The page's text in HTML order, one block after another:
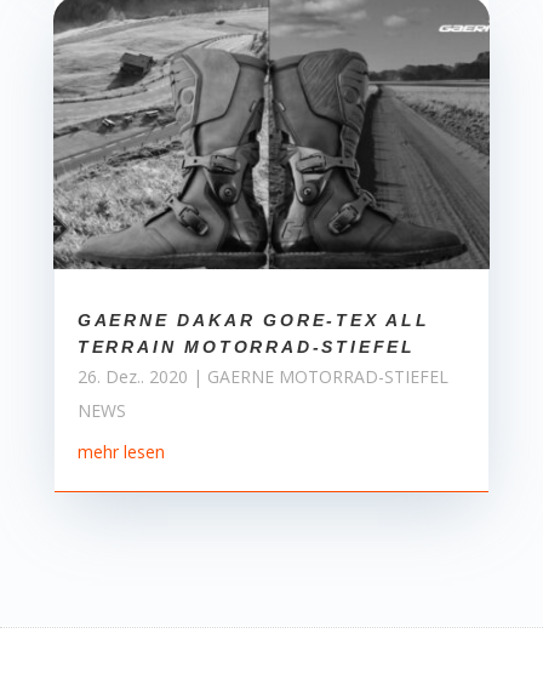
GAERNE DAKAR GORE-TEX ALL
TERRAIN MOTORRAD-STIEFEL
26. Dez.. 2020 | GAERNE MOTORRAD-STIEFEL
NEWS
mehr lesen